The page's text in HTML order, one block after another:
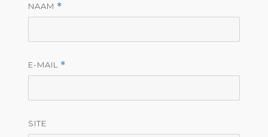
NAAM *
E-MAIL *
SITE